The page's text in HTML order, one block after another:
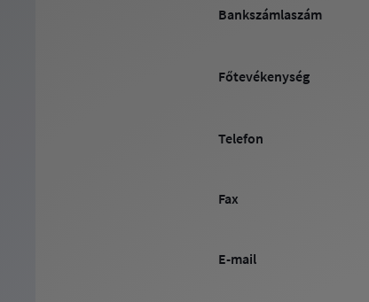
Bankszámlaszám
Főtevékenység
Telefon
Fax
E-mail